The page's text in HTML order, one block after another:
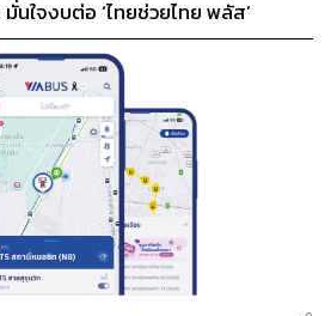
นใจงบต่อ ‘ไทยช่วยไทย พลัส’